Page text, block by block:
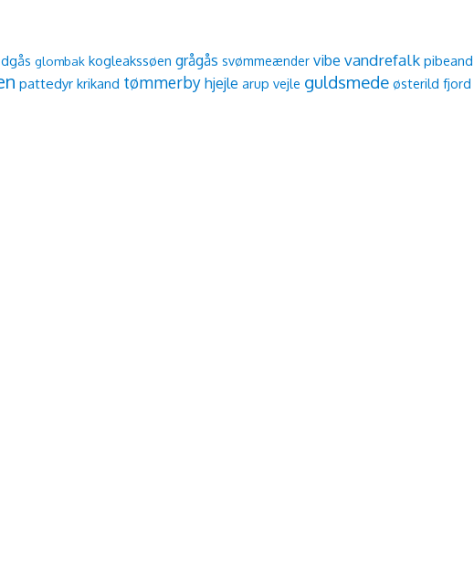
glombak kogleakssøen grågås svømmeænder vibe vandrefalk pibeand
pattedyr krikand tømmerby hjejle arup vejle guldsmede østerild fjord